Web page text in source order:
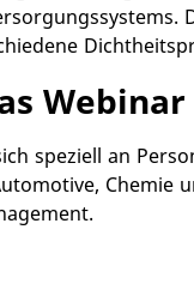
speziell an
Chemie